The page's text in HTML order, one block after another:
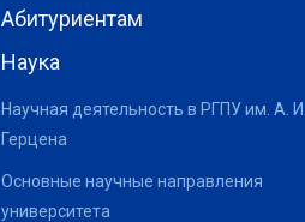
Абитуриентам
Наука
Научная деятельность в РГПУ им. А. И.
Герцена
Основные научные направления
университета